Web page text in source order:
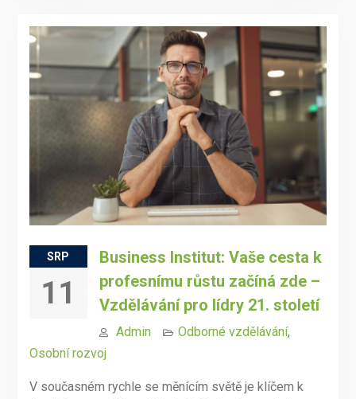
SRP
11
Business Institut: Vaše cesta k
profesnímu růstu začíná zde –
Vzdělávání pro lídry 21. století
Admin Odborné vzdělávání,
Osobní rozvoj
V současném rychle se měnícím světě je klíčem k